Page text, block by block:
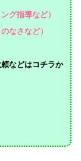
グ指導など）
さなど）
などはコチラか